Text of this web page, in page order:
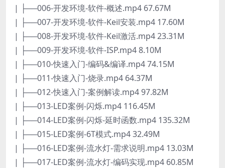
| ├──006-开发环境-软件-概述.mp4 67.67M
| ├──007-开发环境-软件-Keil安装.mp4 17.60M
| ├──008-开发环境-软件-Keil激活.mp4 23.31M
| ├──009-开发环境-软件-ISP.mp4 8.10M
| ├──010-快速入门-编码&编译.mp4 74.15M
| ├──011-快速入门-烧录.mp4 64.37M
| ├──012-快速入门-案例解读.mp4 97.82M
| ├──013-LED案例-闪烁.mp4 116.45M
| ├──014-LED案例-闪烁-延时函数.mp4 135.32M
| ├──015-LED案例-6T模式.mp4 32.49M
| ├──016-LED案例-流水灯-需求说明.mp4 13.03M
| ├──017-LED案例-流水灯-编码实现.mp4 60.85M